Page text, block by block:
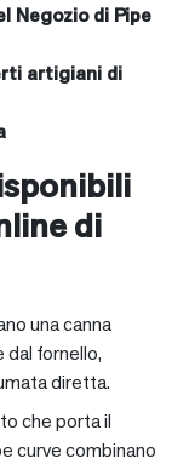
Negozio di Pipe
artigiani di
di
una canna
fornello,
diretta.
che porta il
curve combinano